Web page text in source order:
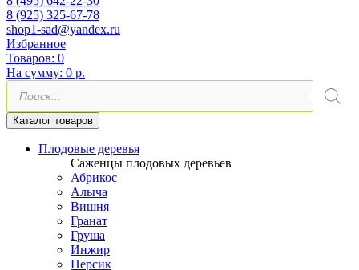
8 (925) 325-67-78
shop1-sad@yandex.ru
Избранное
Товаров: 0
На сумму: 0 р.
Поиск
товаров
Каталог товаров
Плодовые деревья
Саженцы плодовых деревьев
Абрикос
Алыча
Вишня
Гранат
Груша
Инжир
Персик